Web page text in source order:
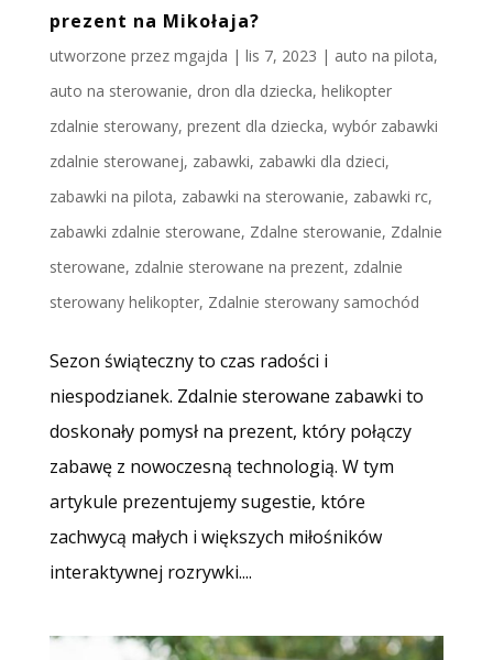
prezent na Mikołaja?
utworzone przez mgajda | lis 7, 2023 | auto na pilota,
auto na sterowanie, dron dla dziecka, helikopter
zdalnie sterowany, prezent dla dziecka, wybór zabawki
zdalnie sterowanej, zabawki, zabawki dla dzieci,
zabawki na pilota, zabawki na sterowanie, zabawki rc,
zabawki zdalnie sterowane, Zdalne sterowanie, Zdalnie
sterowane, zdalnie sterowane na prezent, zdalnie
sterowany helikopter, Zdalnie sterowany samochód
Sezon świąteczny to czas radości i
niespodzianek. Zdalnie sterowane zabawki to
doskonały pomysł na prezent, który połączy
zabawę z nowoczesną technologią. W tym
artykule prezentujemy sugestie, które
zachwycą małych i większych miłośników
interaktywnej rozrywki....